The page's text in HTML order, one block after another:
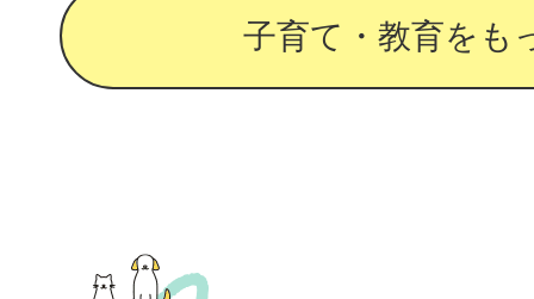
子育て・教育をも
移